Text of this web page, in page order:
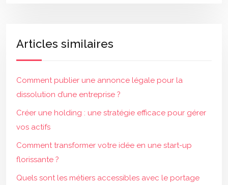
Articles similaires
Comment publier une annonce légale pour la
dissolution d’une entreprise ?
Créer une holding : une stratégie efficace pour gérer
vos actifs
Comment transformer votre idée en une start-up
florissante ?
Quels sont les métiers accessibles avec le portage